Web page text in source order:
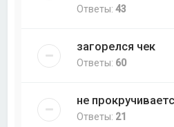
Ответы:43
загорелся чек
Ответы: 60
не
Ответы: 21